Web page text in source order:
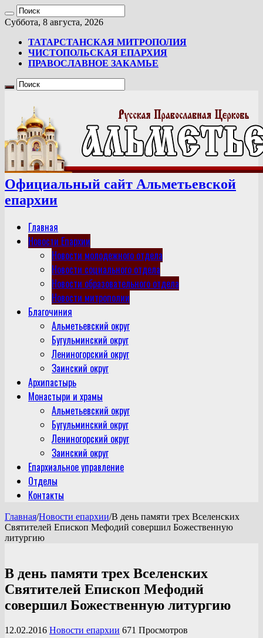
Суббота, 8 августа, 2026
ТАТАРСТАНСКАЯ МИТРОПОЛИЯ
ЧИСТОПОЛЬСКАЯ ЕПАРХИЯ
ПРАВОСЛАВНОЕ ЗАКАМЬЕ
Официальный сайт Альметьевской
епархии
Главная
Новости Епархии
Новости молодежного отдела
Новости социального отдела
Новости образовательного отдела
Новости митрополии
Благочиния
Альметьевский округ
Бугульминский округ
Лениногорский округ
Заинский округ
Архипастырь
Монастыри и храмы
Альметьевский округ
Бугульминский округ
Лениногорский округ
Заинский округ
Епархиальное управление
Отделы
Контакты
Главная/Новости епархии/В день памяти трех Вселенских
Святителей Епископ Мефодий совершил Божественную
литургию
В день памяти трех Вселенских
Святителей Епископ Мефодий
совершил Божественную литургию
12.02.2016 Новости епархии 671 Просмотров